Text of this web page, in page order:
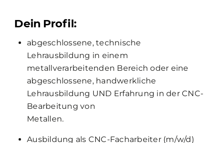
Dein Profil:
abgeschlossene, technische
Lehrausbildung in einem
metallverarbeitenden Bereich oder eine
abgeschlossene, handwerkliche
Lehrausbildung UND Erfahrung in der CNC-
Bearbeitung von
Metallen.
Ausbildung als CNC-Facharbeiter (m/w/d)